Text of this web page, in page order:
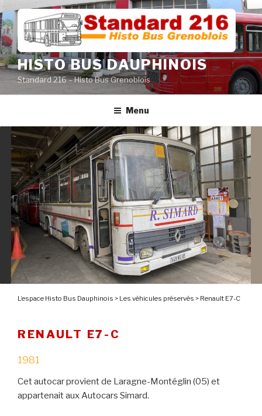
Aller
au
contenu
principal
HISTO BUS DAUPHINOIS
Standard 216 – Histo Bus Grenoblois
Menu
L’espace Histo Bus Dauphinois > Les véhicules préservés > Renault E7-C
RENAULT E7-C
1981
Cet autocar provient de Laragne-Montéglin (05) et
appartenait aux Autocars Simard.